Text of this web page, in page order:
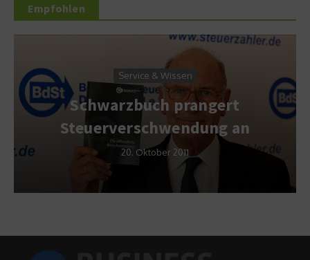
Empfohlen
Service & Wissen
Schwarzbuch prangert
an
20. Oktober 2011